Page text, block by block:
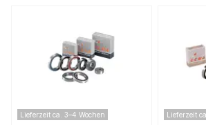
Lieferzeit ca. 3–4 Wochen Lieferzeit